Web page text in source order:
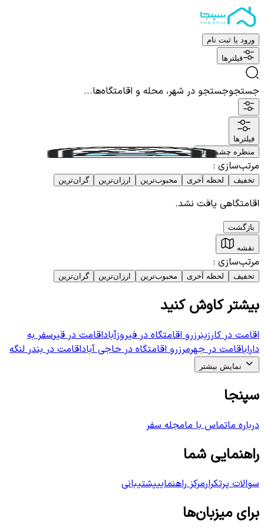
ورود یا ثبت نام
فیلترها
جستجوجستجو در شهر، محله و اقامتگاه‌ها...
فیلترها
منظره چشم نواز
مرتب‌سازی :
تخفیف لحظه آخری محبوب‌ترین ارزان‌ترین گران‌ترین
اقامتگاهی یافت نشد.
بازگشت
نقشه
مرتب‌سازی :
تخفیف لحظه آخری محبوب‌ترین ارزان‌ترین گران‌ترین
بیشتر کاوش کنید
اقامت در کارزینرزرو اقامتگاه در فیروزآباداقامت در قیرسفر به
داراباقامت در جهرمرزرو اقامتگاه در حاجی آباداقامت در بندر لنگه
نمایش بیشتر
سپنجا
درباره ماتماس با مامجله سفر
راهنمایی شما
سوالات پرتکرارمرکز راهنماییپشتیبانی
برای میزبان‌ها